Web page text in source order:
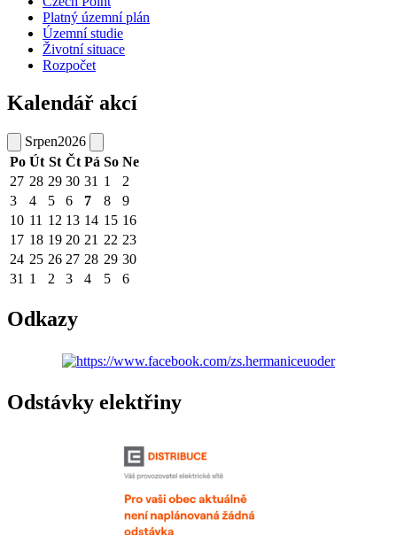
Platný územní plán
Územní studie
Životní situace
Rozpočet
Kalendář akcí
Srpen2026
Po Út St Čt Pá So Ne
27 28 29 30 31 1
2
3
4 5 6 7 8
9
10 11 12 13 14 15 16
17 18 19 20 21 22 23
24 25 26 27 28 29 30
31 1 2 3 4 5 6
Odkazy
Odstávky elektřiny